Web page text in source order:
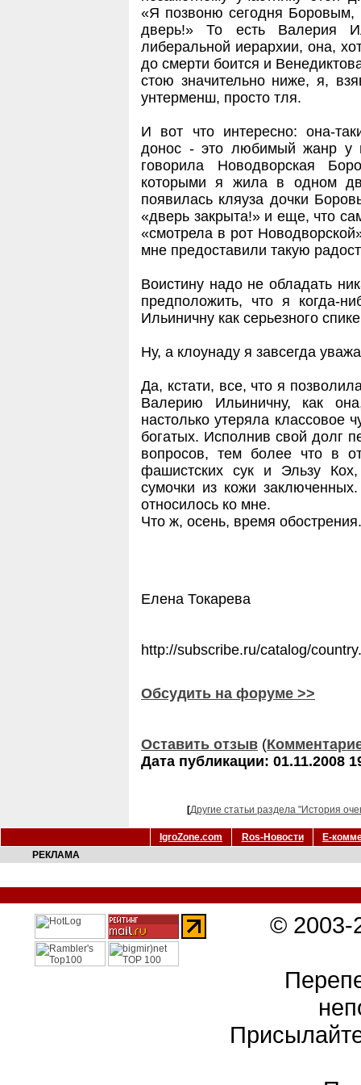
«Я позвоню сегодня Боровым,
дверь!» То есть Валерия
либеральной иерархии, она,
до смерти боится и
стою значительно ниже, я,
унтерменш, просто тля.
И вот что интересно: она-
донос - это любимый жанр у
говорила Новодворская
которыми я жила в одном
появилась кляуза дочки
«дверь закрыта!» и еще, что
«смотрела в рот
мне предоставили такую
Воистину надо не обладать
предположить, что я когда-
Ильиничну как серьезного
Ну, а клоунаду я завсегда
Да, кстати, все, что я
Валерию Ильиничну, как
настолько утеряла классовое
богатых. Исполнив свой долг
вопросов, тем более что в
фашистских сук и Эльзу
сумочки из кожи
относилось ко мне.
Что ж, осень, время
Елена Токарева
http://subscribe.ru/catalog/
Обсудить на форуме >>
Оставить отзыв (
Дата публикации: 01.11.2008
[Другие статьи раздела "История
IgroZone.com Ros-Новости
Е-
РЕКЛАМА
©